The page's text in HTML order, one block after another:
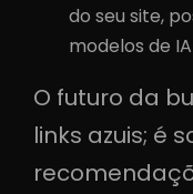
do seu site,
modelos de
O futuro da
links azuis; é